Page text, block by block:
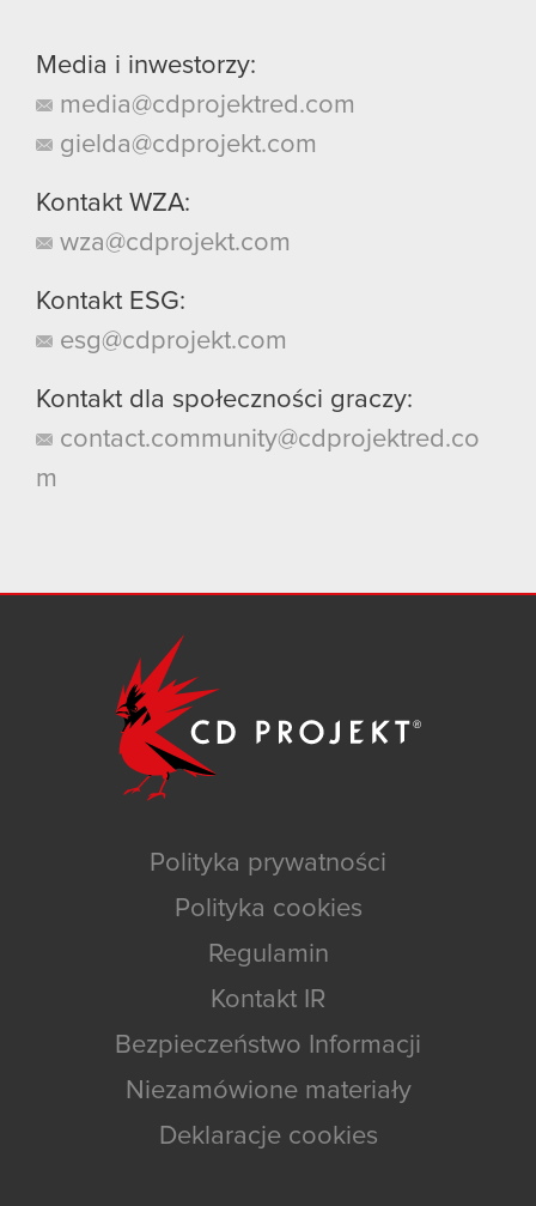
Media i inwestorzy:
media@cdprojektred.com
gielda@cdprojekt.com
Kontakt WZA:
wza@cdprojekt.com
Kontakt ESG:
esg@cdprojekt.com
Kontakt dla społeczności graczy:
contact.community@cdprojektred.co
m
Polityka prywatności
Polityka cookies
Regulamin
Kontakt IR
Bezpieczeństwo Informacji
Niezamówione materiały
Deklaracje cookies